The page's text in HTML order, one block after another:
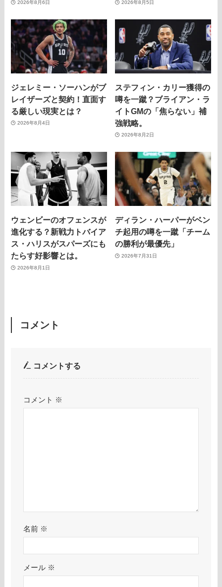
2026年8月6日 2026年8月5日
ジェレミー・ソーハンがブ
レイザーズと契約！直面す
る厳しい現実とは？
2026年8月4日
ステフィン・カリー獲得の
噂を一蹴？ブライアン・ラ
イトGMの「焦らない」補
強戦略。
2026年8月2日
ウェンビーのオフェンスが
進化する？新戦力トバイア
ス・ハリスがスパーズにも
たらす好影響とは。
2026年8月1日
ディラン・ハーパーがベン
チ起用の噂を一蹴「チーム
の勝利が最優先」
2026年7月31日
コメント
コメントする
コメント ※
名前 ※
メール ※